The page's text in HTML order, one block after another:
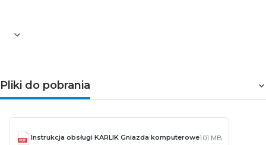
Pliki do pobrania
Instrukcja obsługi KARLIK Gniazda komputerowe1.01 MB